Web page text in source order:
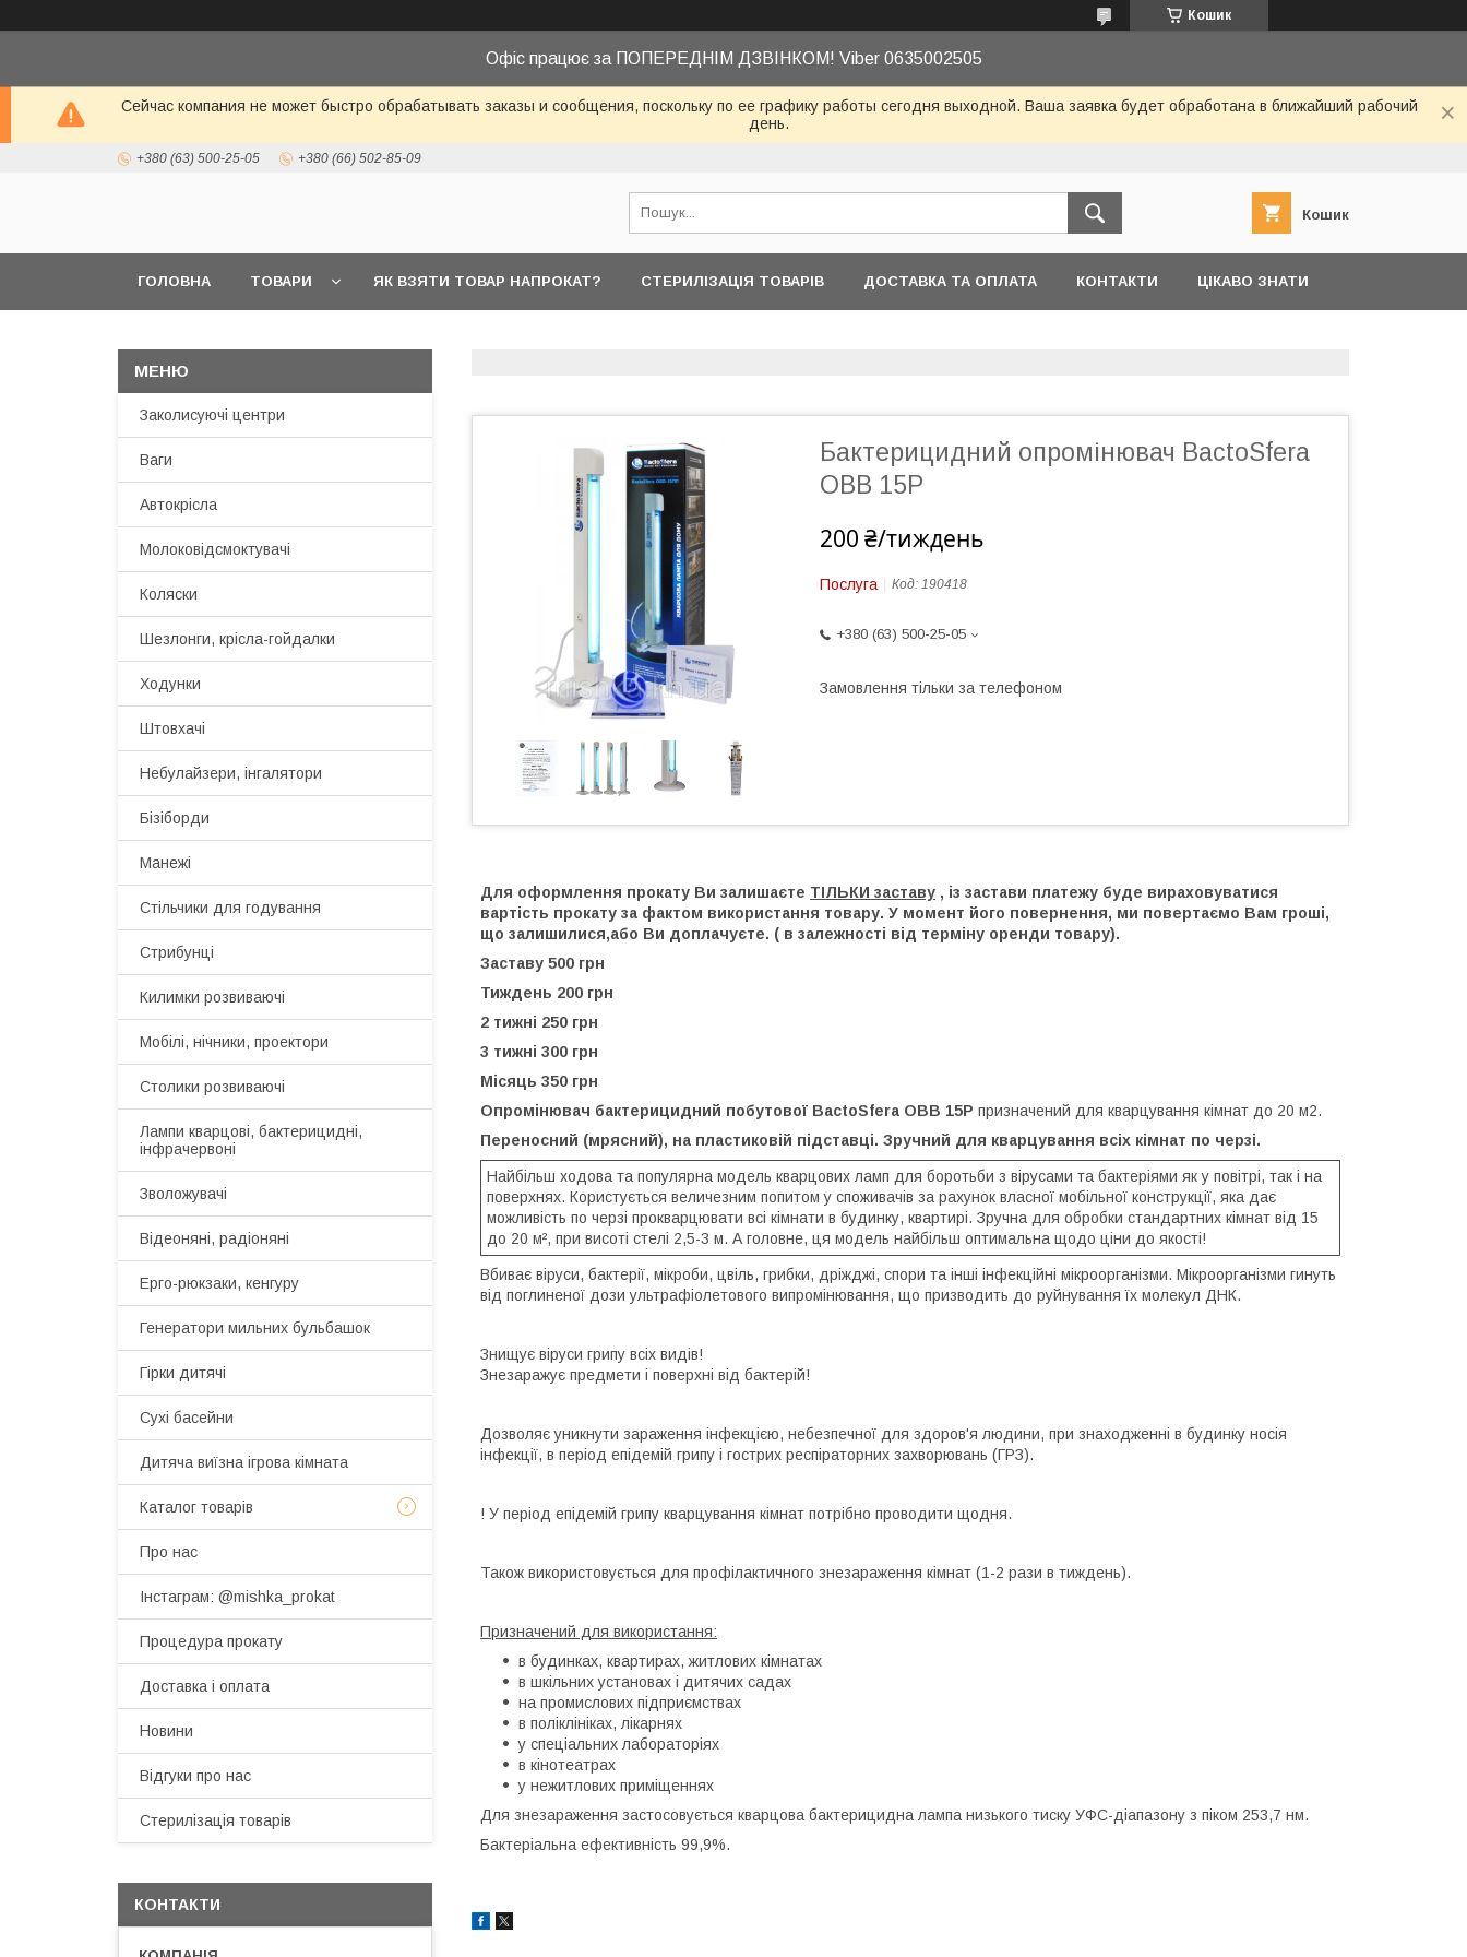
Кошик
Офіс працює за ПОПЕРЕДНІМ ДЗВІНКОМ! Viber 0635002505
Сейчас компания не может быстро обрабатывать заказы и сообщения, поскольку по ее графику работы сегодня выходной. Ваша заявка будет обработана в ближайший рабочий
день.
+380 (63) 500-25-05 +380 (66) 502-85-09
Кошик
ГОЛОВНА ТОВАРИ ЯК ВЗЯТИ ТОВАР НАПРОКАТ? СТЕРИЛІЗАЦІЯ ТОВАРІВ ДОСТАВКА ТА ОПЛАТА КОНТАКТИ ЦІКАВО ЗНАТИ
Бактерицидний опромінювач BactoSfera
OBB 15P
200 ₴/тиждень
Послуга Код: 190418
+380 (63) 500-25-05
Замовлення тільки за телефоном
Для оформлення прокату Ви залишаєте ТІЛЬКИ заставу , із застави платежу буде вираховуватися
вартість прокату за фактом використання товару. У момент його повернення, ми повертаємо Вам гроші,
що залишилися,або Ви доплачуєте. ( в залежності від терміну оренди товару).
Заставу 500 грн
Тиждень 200 грн
2 тижні 250 грн
3 тижні 300 грн
Місяць 350 грн
Опромінювач бактерицидний побутової BactoSfera OBB 15P призначений для кварцування кімнат до 20 м2.
Переносний (мрясний), на пластиковій підставці. Зручний для кварцування всіх кімнат по черзі.
Найбільш ходова та популярна модель кварцових ламп для боротьби з вірусами та бактеріями як у повітрі, так і на
поверхнях. Користується величезним попитом у споживачів за рахунок власної мобільної конструкції, яка дає
можливість по черзі прокварцювати всі кімнати в будинку, квартирі. Зручна для обробки стандартних кімнат від 15
до 20 м², при висоті стелі 2,5-3 м. А головне, ця модель найбільш оптимальна щодо ціни до якості!
Вбиває віруси, бактерії, мікроби, цвіль, грибки, дріжджі, спори та інші інфекційні мікроорганізми. Мікроорганізми гинуть
від поглиненої дози ультрафіолетового випромінювання, що призводить до руйнування їх молекул ДНК.
Знищує віруси грипу всіх видів!
Знезаражує предмети і поверхні від бактерій!
Дозволяє уникнути зараження інфекцією, небезпечної для здоров'я людини, при знаходженні в будинку носія
інфекції, в період епідемій грипу і гострих респіраторних захворювань (ГРЗ).
! У період епідемій грипу кварцування кімнат потрібно проводити щодня.
Також використовується для профілактичного знезараження кімнат (1-2 рази в тиждень).
Призначений для використання:
в будинках, квартирах, житлових кімнатах
в шкільних установах і дитячих садах
на промислових підприємствах
в поліклініках, лікарнях
у спеціальних лабораторіях
в кінотеатрах
у нежитлових приміщеннях
Для знезараження застосовується кварцова бактерицидна лампа низького тиску УФС-діапазону з піком 253,7 нм.
Бактеріальна ефективність 99,9%.
Заколисуючі центри
Ваги
Автокрісла
Молоковідсмоктувачі
Коляски
Шезлонги, крісла-гойдалки
Ходунки
Штовхачі
Небулайзери, інгалятори
Бізіборди
Манежі
Стільчики для годування
Стрибунці
Килимки розвиваючі
Мобілі, нічники, проектори
Столики розвиваючі
Лампи кварцові, бактерицидні,
інфрачервоні
Зволожувачі
Відеоняні, радіоняні
Ерго-рюкзаки, кенгуру
Генератори мильних бульбашок
Гірки дитячі
Сухі басейни
Дитяча виїзна ігрова кімната
Каталог товарів
Про нас
Інстаграм: @mishka_prokat
Процедура прокату
Доставка і оплата
Новини
Відгуки про нас
Стерилізація товарів
КОНТАКТИ